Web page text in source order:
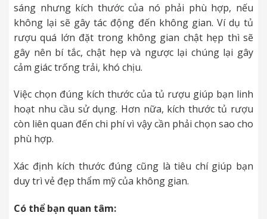
sáng nhưng kích thước của nó phải phù hợp, nếu
không lại sẽ gây tác động đến không gian. Ví dụ tủ
rượu quá lớn đặt trong không gian chật hẹp thì sẽ
gây nên bí tắc, chật hẹp và ngược lại chúng lại gây
cảm giác trống trải, khó chịu.
Việc chọn đúng kích thước của tủ rượu giúp bạn linh
hoạt nhu cầu sử dụng. Hơn nữa, kích thước tủ rượu
còn liên quan đến chi phí vì vậy cần phải chọn sao cho
phù hợp.
Xác định kích thước đúng cũng là tiêu chí giúp bạn
duy trì vẻ đẹp thẩm mỹ của không gian.
Có thể bạn quan tâm: